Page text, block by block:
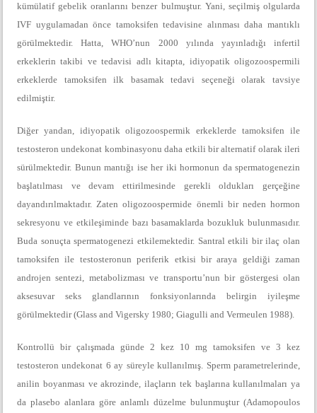
kümülatif gebelik oranlarını benzer bulmuştur. Yani, seçilmiş olgularda
IVF uygulamadan önce tamoksifen tedavisine alınması daha mantıklı
görülmektedir. Hatta, WHO’nun 2000 yılında yayınladığı infertil
erkeklerin takibi ve tedavisi adlı kitapta, idiyopatik oligozoospermili
erkeklerde tamoksifen ilk basamak tedavi seçeneği olarak tavsiye
edilmiştir.
Diğer yandan, idiyopatik oligozoospermik erkeklerde tamoksifen ile
testosteron undekonat kombinasyonu daha etkili bir alternatif olarak ileri
sürülmektedir. Bunun mantığı ise her iki hormonun da spermatogenezin
başlatılması ve devam ettirilmesinde gerekli oldukları gerçeğine
dayandırılmaktadır. Zaten oligozoospermide önemli bir neden hormon
sekresyonu ve etkileşiminde bazı basamaklarda bozukluk bulunmasıdır.
Buda sonuçta spermatogenezi etkilemektedir. Santral etkili bir ilaç olan
tamoksifen ile testosteronun periferik etkisi bir araya geldiği zaman
androjen sentezi, metabolizması ve transportu’nun bir göstergesi olan
aksesuvar seks glandlarının fonksiyonlarında belirgin iyileşme
görülmektedir (Glass and Vigersky 1980; Giagulli and Vermeulen 1988).
Kontrollü bir çalışmada günde 2 kez 10 mg tamoksifen ve 3 kez
testosteron undekonat 6 ay süreyle kullanılmış. Sperm parametrelerinde,
anilin boyanması ve akrozinde, ilaçların tek başlarına kullanılmaları ya
da plasebo alanlara göre anlamlı düzelme bulunmuştur (Adamopoulos